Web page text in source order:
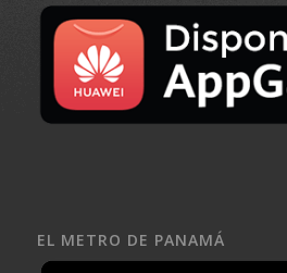
EL METRO DE PANAMÁ